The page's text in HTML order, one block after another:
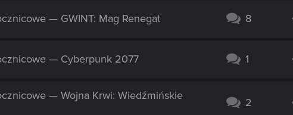
— GWINT: Mag Renegat 8
— Cyberpunk 2077 1
— Wojna Krwi: Wiedźmińskie
2